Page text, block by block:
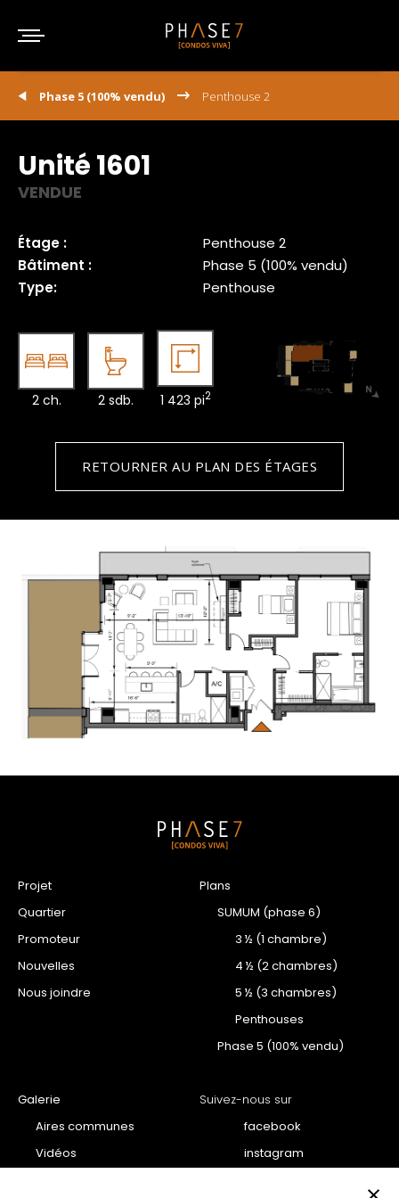
Phase 5 (100% vendu) Penthouse 2
Unité 1601
VENDUE
Étage :
Penthouse 2
Bâtiment :
Phase 5 (100% vendu)
Type:
Penthouse
2 ch. 2 sdb. 1 423 pi2
RETOURNER AU PLAN DES ÉTAGES
Projet
Quartier
Promoteur
Nouvelles
Nous joindre
Plans
SUMUM (phase 6)
3 ½ (1 chambre)
4 ½ (2 chambres)
5 ½ (3 chambres)
Penthouses
Phase 5 (100% vendu)
Galerie
Aires communes
Vidéos
Suivez-nous sur
facebook
instagram